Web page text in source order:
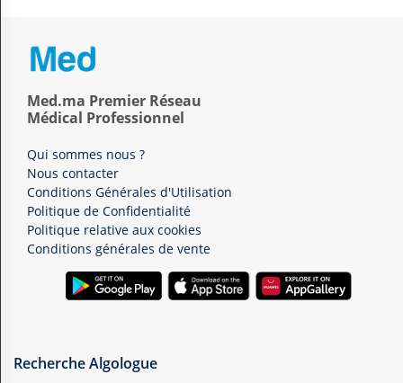
Med.ma Premier Réseau
Médical Professionnel
Qui sommes nous ?
Nous contacter
Conditions Générales d'Utilisation
Politique de Confidentialité
Politique relative aux cookies
Conditions générales de vente
Recherche Algologue